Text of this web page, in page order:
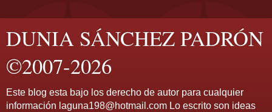
DUNIA SÁNCHEZ PADRÓN
©2007-2026
Este blog esta bajo los derecho de autor para cualquier
información laguna198@hotmail.com Lo escrito son ideas